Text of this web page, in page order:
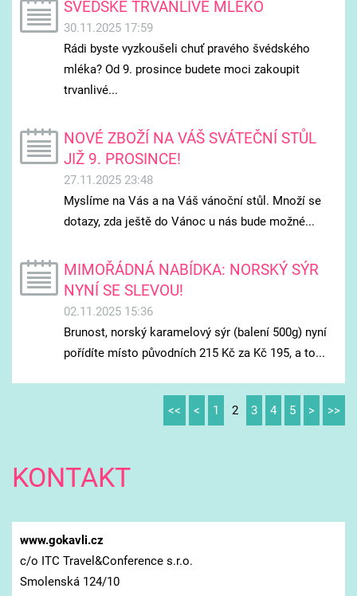
ŠVÉDSKÉ TRVANLIVÉ MLÉKO
30.11.2025 17:59
Rádi byste vyzkoušeli chuť pravého švédského
mléka? Od 9. prosince budete moci zakoupit
trvanlivé...
NOVÉ ZBOŽÍ NA VÁŠ SVÁTEČNÍ STŮL
JIŽ 9. PROSINCE!
27.11.2025 23:48
Myslíme na Vás a na Váš vánoční stůl. Množí se
dotazy, zda ještě do Vánoc u nás bude možné...
MIMOŘÁDNÁ NABÍDKA: NORSKÝ SÝR
NYNÍ SE SLEVOU!
02.11.2025 15:36
Brunost, norský karamelový sýr (balení 500g) nyní
pořídíte místo původních 215 Kč za Kč 195, a to...
<< < 1 2 3 4 5 > >>
KONTAKT
www.gokavli.cz
c/o ITC Travel&Conference s.r.o.
Smolenská 124/10